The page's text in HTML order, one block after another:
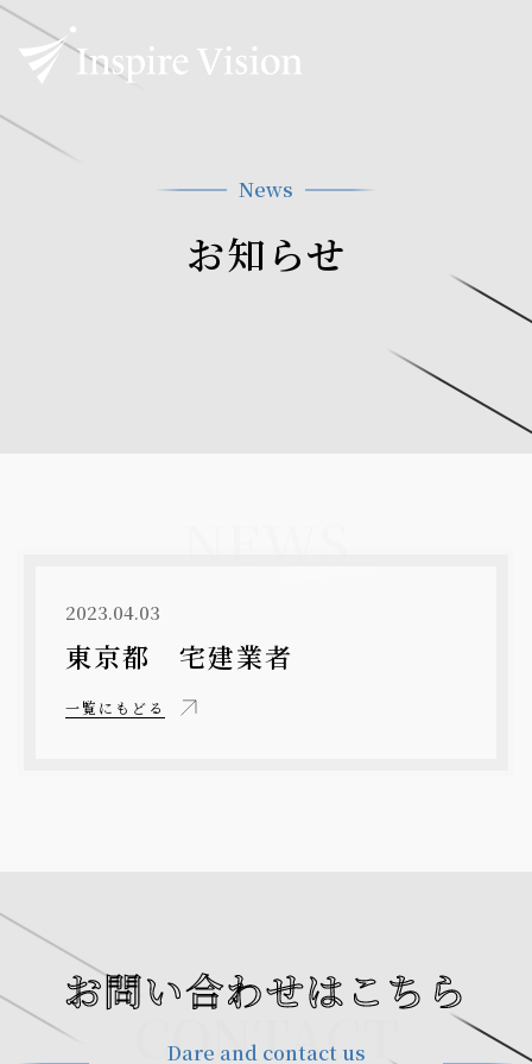
News
お知らせ
2023.04.03
東京都 宅建業者
一覧にもどる
CONTACT
お問い合わせはこちら
Dare and contact us